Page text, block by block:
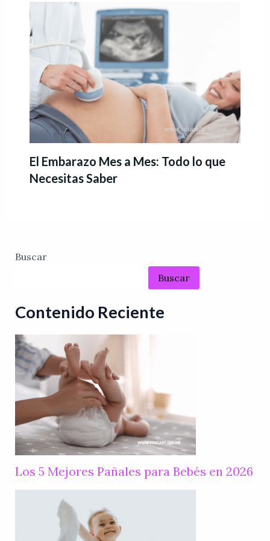
El Embarazo Mes a Mes: Todo lo que
Necesitas Saber
Buscar
Buscar
Contenido Reciente
Los 5 Mejores Pañales para Bebés en 2026